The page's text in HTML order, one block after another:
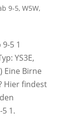
9-5, W5W,
5 1
YS3E,
Eine Birne
Hier findest
1.